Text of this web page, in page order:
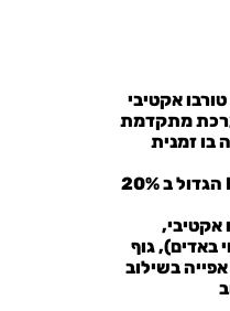
מתקדמת
בו זמנית
הגדול ב 20%
אקטיבי,
באדים), גוף
בשילוב